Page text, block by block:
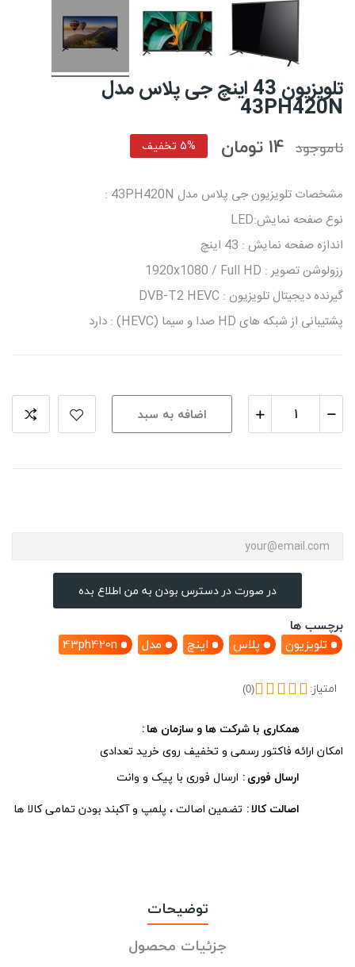
تلویزیون 43 اینچ جی پلاس مدل
43PH420N
ناموجود 14 تومان 5% تخفیف
مشخصات تلویزیون جی پلاس مدل 43PH420N :
نوع صفحه نمایش:LED
اندازه صفحه نمایش : 43 اینچ
رزولوشن تصویر : 1920x1080 / Full HD
گیرنده دیجیتال تلویزیون : DVB-T2 HEVC
پشتیبانی از شبکه‌ های HD صدا و سیما (HEVC) : دارد
اضافه به سبد
در صورت در دسترس بودن به من اطلاع بده
برچسب ها
تلویزیون
پلاس اینچ مدل 43ph420n
امتیاز: (0)
همکاری با شرکت ها و سازمان ها
امکان ارائه فاکتور رسمی و تخفیف روی خرید تعدادی
ارسال فوری ارسال فوری با پیک و وانت
اصالت کالا تضمین اصالت ، پلمپ و آکبند بودن تمامی کالا ها
توضیحات
جزئیات محصول